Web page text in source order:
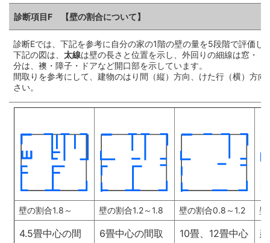
診断項目F 【壁の割合について】
診断Eでは、下記を参考に自分の家の1階の壁の量を5段階で評価し
下記の図は、 太線は壁の長さと位置を示し、外回りの細線は窓・
分は、襖・障子・ドアなど開口部を示しています。
間取りを参考にして、建物のはり間（縦）方向、けた行（横）方
さい。
壁の割合1.8～ 壁の割合1.2～1.8 壁の割合0.8～1.2 壁
4.5畳中心の間
6畳中心の間取
10畳、12畳中心